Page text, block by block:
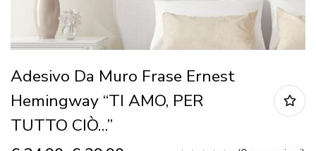
Adesivo Da Muro Frase Ernest
Hemingway “TI AMO, PER
TUTTO CIÒ…”